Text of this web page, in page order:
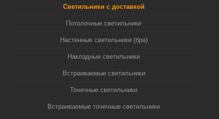
Светильники с доставкой
Потолочные светильники
Настенные светильники (бра)
Накладные светильники
Встраиваемые светильники
Точечные светильники
Встраиваемые точечные светильники